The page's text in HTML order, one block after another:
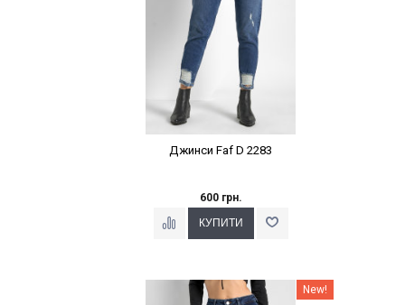
Джинси Faf D 2283
600 грн.
Наклейки Варіант з % New!